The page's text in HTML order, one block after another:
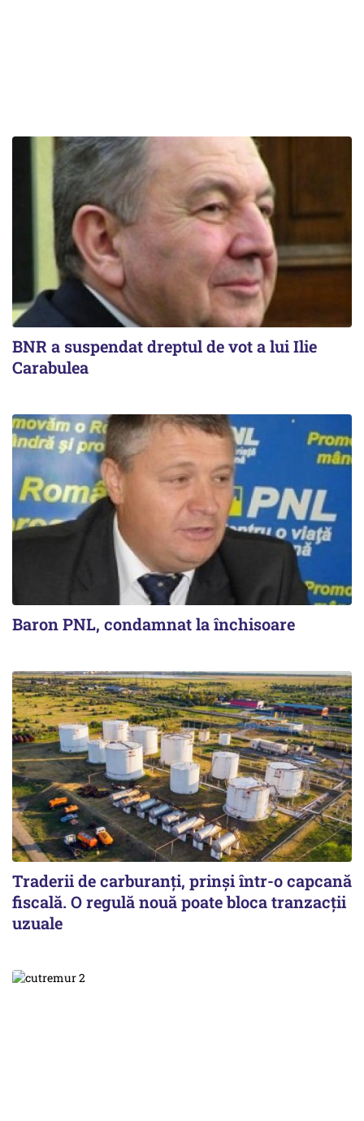
BNR a suspendat dreptul de vot a lui Ilie
Carabulea
Baron PNL, condamnat la închisoare
Traderii de carburanți, prinși într-o capcană
fiscală. O regulă nouă poate bloca tranzacții
uzuale